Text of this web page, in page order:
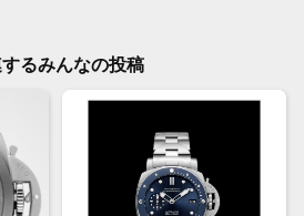
するみんなの投稿